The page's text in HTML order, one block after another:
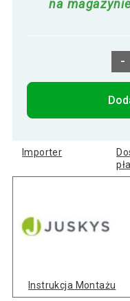
na
-
Importer
Instrukcja Montażu